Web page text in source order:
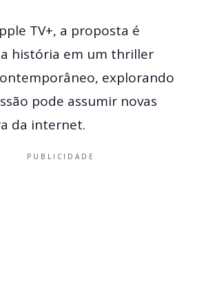
TV+, a proposta é
história em um thriller
explorando
pode assumir novas
da internet.
PUBLICIDADE